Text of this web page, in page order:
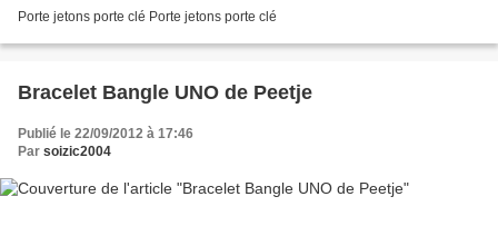
Porte jetons porte clé Porte jetons porte clé
Bracelet Bangle UNO de Peetje
Publié le 22/09/2012 à 17:46
Par soizic2004